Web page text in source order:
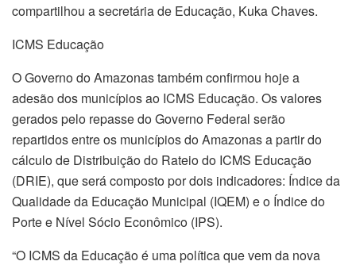
compartilhou a secretária de Educação, Kuka Chaves.
ICMS Educação
O Governo do Amazonas também confirmou hoje a
adesão dos municípios ao ICMS Educação. Os valores
gerados pelo repasse do Governo Federal serão
repartidos entre os municípios do Amazonas a partir do
cálculo de Distribuição do Rateio do ICMS Educação
(DRIE), que será composto por dois indicadores: Índice da
Qualidade da Educação Municipal (IQEM) e o Índice do
Porte e Nível Sócio Econômico (IPS).
“O ICMS da Educação é uma política que vem da nova